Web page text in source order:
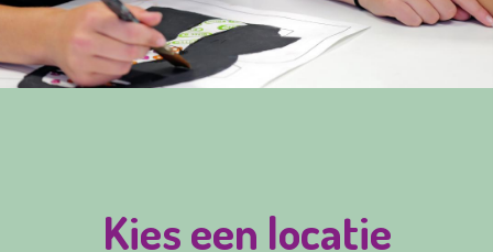
Kies een locatie